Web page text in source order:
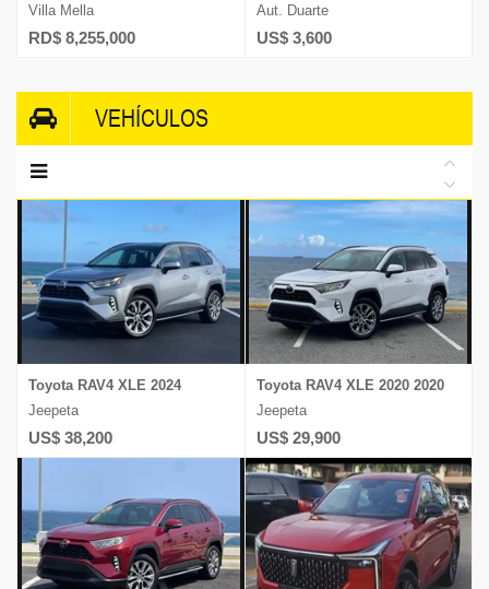
Villa Mella
RD$ 8,255,000
Aut. Duarte
US$ 3,600
VEHÍCULOS
Toyota RAV4 XLE 2024
Jeepeta
US$ 38,200
Toyota RAV4 XLE 2020 2020
Jeepeta
US$ 29,900